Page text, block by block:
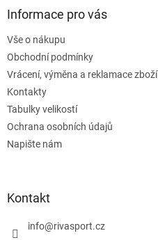
Informace pro vás
Vše o nákupu
Obchodní podmínky
Vrácení, výměna a reklamace zboží
Kontakty
Tabulky velikostí
Ochrana osobních údajů
Napište nám
Kontakt
info@rivasport.cz